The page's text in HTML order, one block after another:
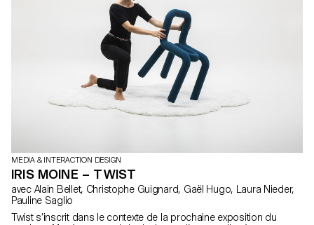
MEDIA & INTERACTION DESIGN
IRIS MOINE – TWIST
avec Alain Bellet, Christophe Guignard, Gaël Hugo, Laura Nieder,
Pauline Saglio
Twist s’inscrit dans le contexte de la prochaine exposition du